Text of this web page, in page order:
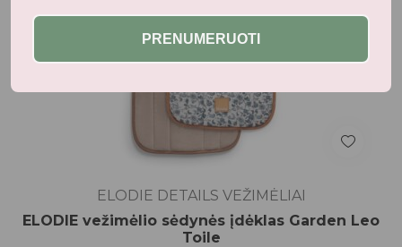
ELODIE DETAILS VEŽIMĖLIAI
ELODIE vežimėlio sėdynės įdėklas Garden Leo
Toile
PRENUMERUOTI